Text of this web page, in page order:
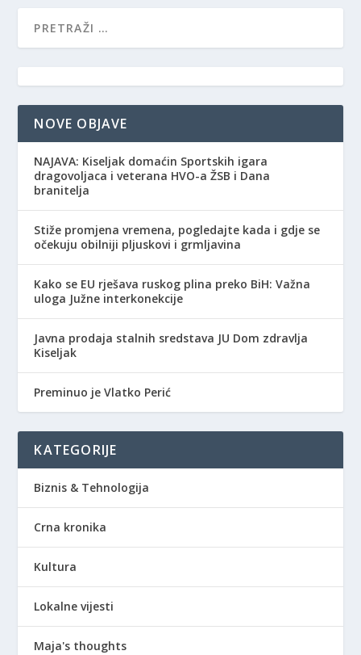
NOVE OBJAVE
NAJAVA: Kiseljak domaćin Sportskih igara
dragovoljaca i veterana HVO-a ŽSB i Dana
branitelja
Stiže promjena vremena, pogledajte kada i gdje se
očekuju obilniji pljuskovi i grmljavina
Kako se EU rješava ruskog plina preko BiH: Važna
uloga Južne interkonekcije
Javna prodaja stalnih sredstava JU Dom zdravlja
Kiseljak
Preminuo je Vlatko Perić
KATEGORIJE
Biznis & Tehnologija
Crna kronika
Kultura
Lokalne vijesti
Maja's thoughts